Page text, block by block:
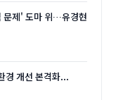
문제' 도마 위…유경현
경 개선 본격화...